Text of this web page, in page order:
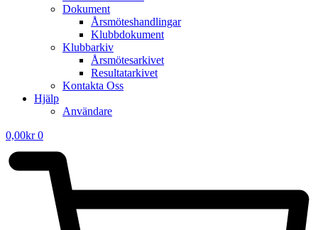
Dokument
Årsmöteshandlingar
Klubbdokument
Klubbarkiv
Årsmötesarkivet
Resultatarkivet
Kontakta Oss
Hjälp
Användare
0,00kr 0